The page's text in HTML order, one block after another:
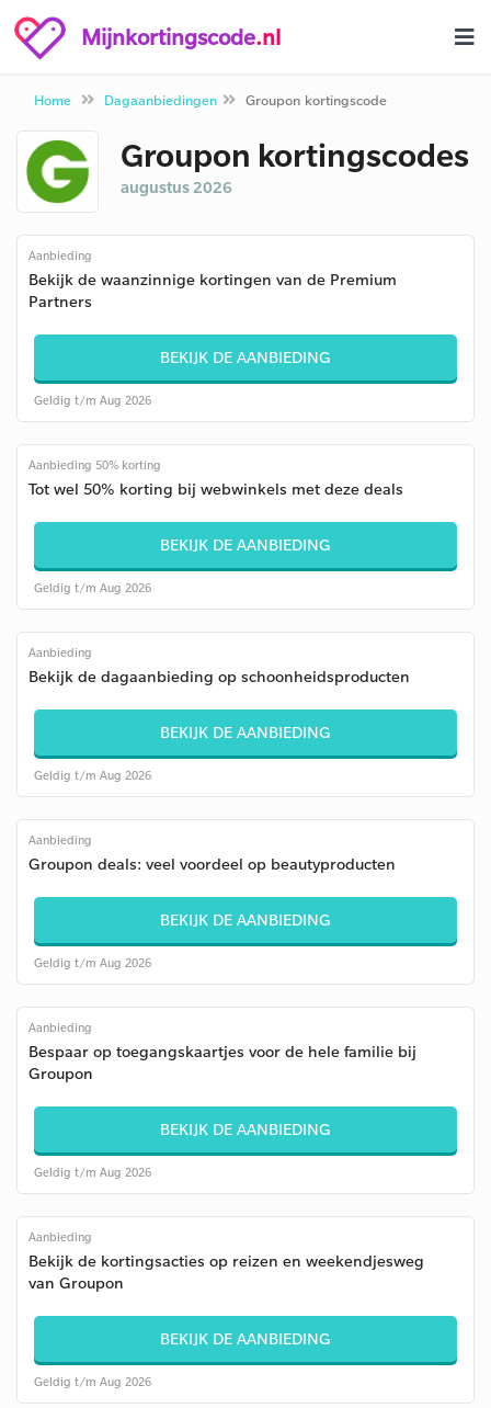
Mijnkortingscode.nl
Home Dagaanbiedingen Groupon kortingscode
Groupon kortingscodes
augustus 2026
Aanbieding
Bekijk de waanzinnige kortingen van de Premium
Partners
BEKIJK DE AANBIEDING
Geldig t/m Aug 2026
Aanbieding 50% korting
Tot wel 50% korting bij webwinkels met deze deals
BEKIJK DE AANBIEDING
Geldig t/m Aug 2026
Aanbieding
Bekijk de dagaanbieding op schoonheidsproducten
BEKIJK DE AANBIEDING
Geldig t/m Aug 2026
Aanbieding
Groupon deals: veel voordeel op beautyproducten
BEKIJK DE AANBIEDING
Geldig t/m Aug 2026
Aanbieding
Bespaar op toegangskaartjes voor de hele familie bij
Groupon
BEKIJK DE AANBIEDING
Geldig t/m Aug 2026
Aanbieding
Bekijk de kortingsacties op reizen en weekendjesweg
van Groupon
BEKIJK DE AANBIEDING
Geldig t/m Aug 2026